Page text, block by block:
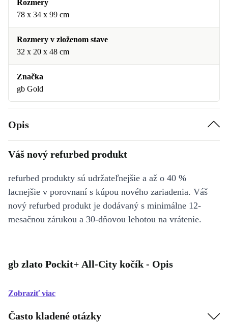
Rozmery
78 x 34 x 99 cm
Rozmery v zloženom stave
32 x 20 x 48 cm
Značka
gb Gold
Opis
Váš nový refurbed produkt
refurbed produkty sú udržateľnejšie a až o 40 %
lacnejšie v porovnaní s kúpou nového zariadenia. Váš
nový refurbed produkt je dodávaný s minimálne 12-
mesačnou zárukou a 30-dňovou lehotou na vrátenie.
gb zlato Pockit+ All-City kočík - Opis
Zobraziť viac
Často kladené otázky